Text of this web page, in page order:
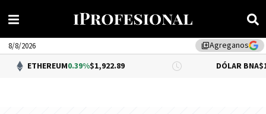
library_addAgreganos
8/8/2026
0.39%$1,922.89 DÓLAR BNA $1,520.00